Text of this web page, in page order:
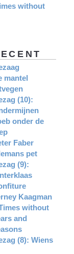
without
mantel
(10):
onder de
Faber
pet
(9):
Kaagman
without
and
(8): Wiens